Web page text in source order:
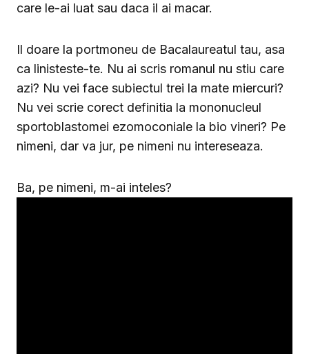
care le-ai luat sau daca il ai macar.
Il doare la portmoneu de Bacalaureatul tau, asa
ca linisteste-te. Nu ai scris romanul nu stiu care
azi? Nu vei face subiectul trei la mate miercuri?
Nu vei scrie corect definitia la mononucleul
sportoblastomei ezomoconiale la bio vineri? Pe
nimeni, dar va jur, pe nimeni nu intereseaza.
Ba, pe nimeni, m-ai inteles?